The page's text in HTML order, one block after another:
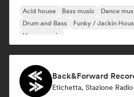
Acid house Bass music Dance
Drum and Bass
Funky / Jackin
House music
Back&Forward
Etichetta, Stazione Radio